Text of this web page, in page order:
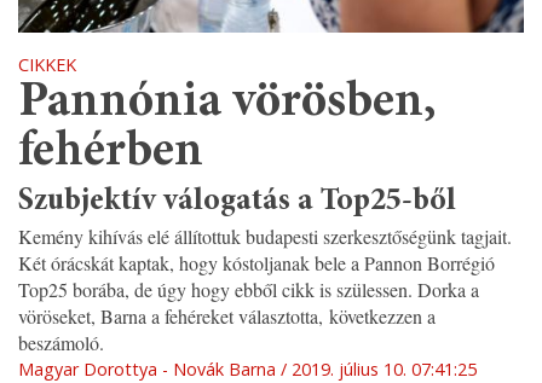
CIKKEK
Pannónia vörösben,
fehérben
Szubjektív válogatás a Top25-ből
Kemény kihívás elé állítottuk budapesti szerkesztőségünk tagjait.
Két órácskát kaptak, hogy kóstoljanak bele a Pannon Borrégió
Top25 borába, de úgy hogy ebből cikk is szülessen. Dorka a
vöröseket, Barna a fehéreket választotta, következzen a
beszámoló.
Magyar Dorottya - Novák Barna
2019. július 10. 07:41:25